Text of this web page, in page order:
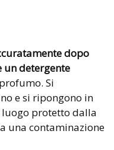
dopo
un detergente
Si
e si ripongono in
protetto dalla
una contaminazione